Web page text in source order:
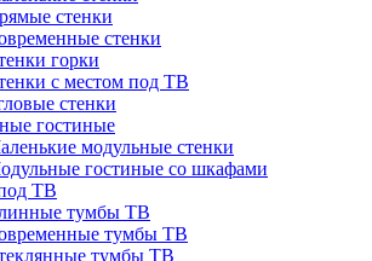
стенки
стенки
горки
с местом под ТВ
стенки
гостиные
модульные стенки
гостиные со шкафами
ТВ
тумбы ТВ
тумбы ТВ
тумбы ТВ